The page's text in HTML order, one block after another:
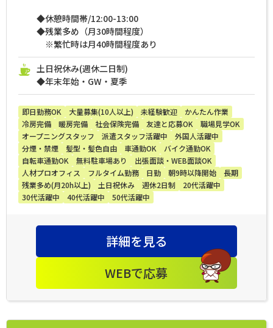
◆休憩時間帯/12:00-13:00
◆残業多め（月30時間程度）
※繁忙時は月40時間程度あり
土日祝休み(週休二日制)
◆年末年始・GW・夏季
即日勤務OK 大量募集(10人以上) 未経験歓迎
かんたん作業
冷房完備
暖房完備 社会保険完備 友達と応募OK
職場見学OK
オープニングスタッフ
派遣スタッフ活躍中
外国人活躍中
分煙・禁煙
髪型・髪色自由 車通勤OK
バイク通勤OK
自転車通勤OK
無料駐車場あり
出張面談・WEB面談OK
人材プロオフィス
フルタイム勤務 日勤 朝9時以降開始
長期
残業多め(月20h以上)
土日祝休み 週休2日制
20代活躍中
30代活躍中
40代活躍中 50代活躍中
詳細を見る
WEBで応募